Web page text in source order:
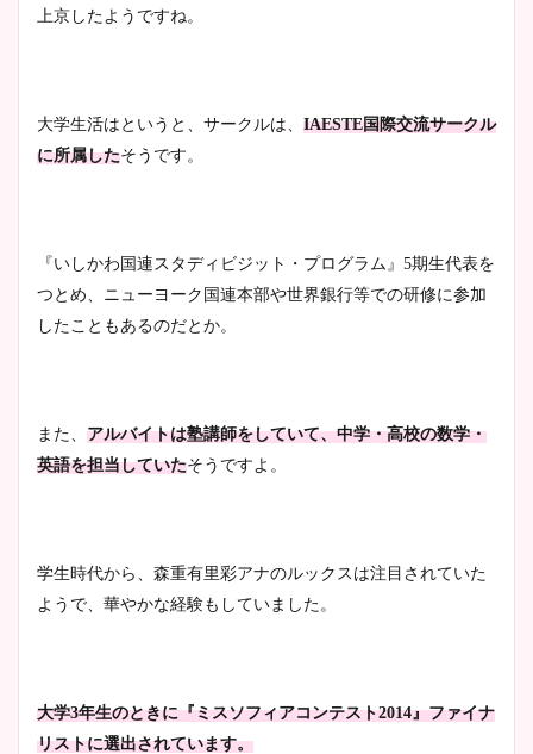
凄い！
かわいい！カップや水着姿も
上京したようですね。
大学生活はというと、サークルは、 IAESTE国際交流サークル
に所属したそうです。
『いしかわ国連スタディビジット・プログラム』5期生代表を
つとめ、ニューヨーク国連本部や世界銀行等での研修に参加
したこともあるのだとか。
また、 アルバイトは塾講師をしていて、中学・高校の数学・
英語を担当していたそうですよ。
学生時代から、森重有里彩アナのルックスは注目されていた
ようで、華やかな経験もしていました。
大学3年生のときに『ミスソフィアコンテスト2014』ファイナ
リストに選出されています。